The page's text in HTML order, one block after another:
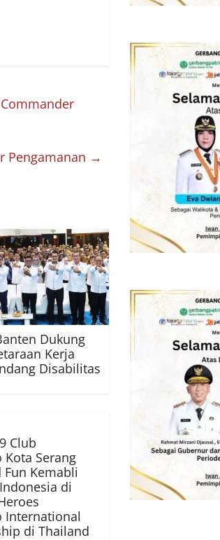
Pengamanan →
Dukung
Kerja
Disabilitas
Club
Kota Serang
Fun Kemabli
di
International
di Thailand